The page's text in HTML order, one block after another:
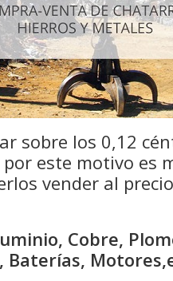
sobre los 0,12
este motivo es
vender al
Cobre,
Baterías,